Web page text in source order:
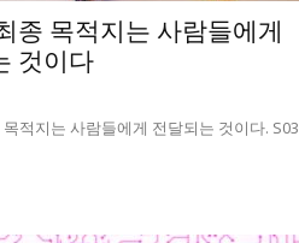
종 목적지는 사람들에게
것이다
적지는 사람들에게 전달되는 것이다. S03